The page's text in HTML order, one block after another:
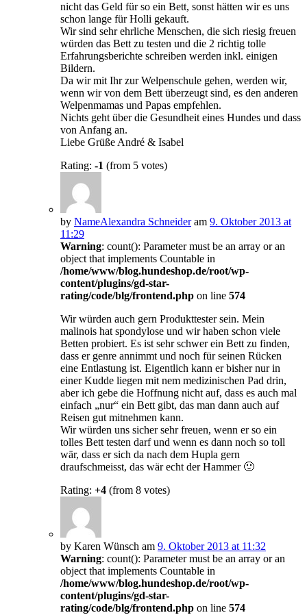
nicht das Geld für so ein Bett, sonst hätten wir es uns
schon lange für Holli gekauft.
Wir sind sehr ehrliche Menschen, die sich riesig freuen
würden das Bett zu testen und die 2 richtig tolle
Erfahrungsberichte schreiben werden inkl. einigen
Bildern.
Da wir mit Ihr zur Welpenschule gehen, werden wir,
wenn wir von dem Bett überzeugt sind, es den anderen
Welpenmamas und Papas empfehlen.
Nichts geht über die Gesundheit eines Hundes und dass
von Anfang an.
Liebe Grüße André & Isabel
Rating: -1 (from 5 votes)
by NameAlexandra Schneideram 9. Oktober 2013 at
11:29
Warning: count(): Parameter must be an array or an
object that implements Countable in
/home/www/blog.hundeshop.de/root/wp-
content/plugins/gd-star-
rating/code/blg/frontend.php on line 574
Wir würden auch gern Produkttester sein. Mein
malinois hat spondylose und wir haben schon viele
Betten probiert. Es ist sehr schwer ein Bett zu finden,
dass er genre annimmt und noch für seinen Rücken
eine Entlastung ist. Eigentlich kann er bisher nur in
einer Kudde liegen mit nem medizinischen Pad drin,
aber ich gebe die Hoffnung nicht auf, dass es auch mal
einfach „nur“ ein Bett gibt, das man dann auch auf
Reisen gut mitnehmen kann.
Wir würden uns sicher sehr freuen, wenn er so ein
tolles Bett testen darf und wenn es dann noch so toll
wär, dass er sich da nach dem Hupla gern
draufschmeisst, das wär echt der Hammer 🙂
Rating: +4 (from 8 votes)
by Karen Wünsch am 9. Oktober 2013 at 11:32
Warning: count(): Parameter must be an array or an
object that implements Countable in
/home/www/blog.hundeshop.de/root/wp-
content/plugins/gd-star-
rating/code/blg/frontend.php on line 574